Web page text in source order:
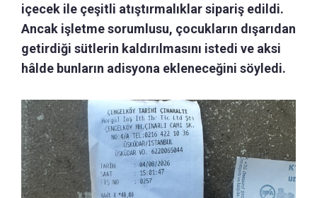
içecek ile çeşitli atıştırmalıklar sipariş edildi.
Ancak işletme sorumlusu, çocukların dışarıdan
getirdiği sütlerin kaldırılmasını istedi ve aksi
hâlde bunların adisyona ekleneceğini söyledi.